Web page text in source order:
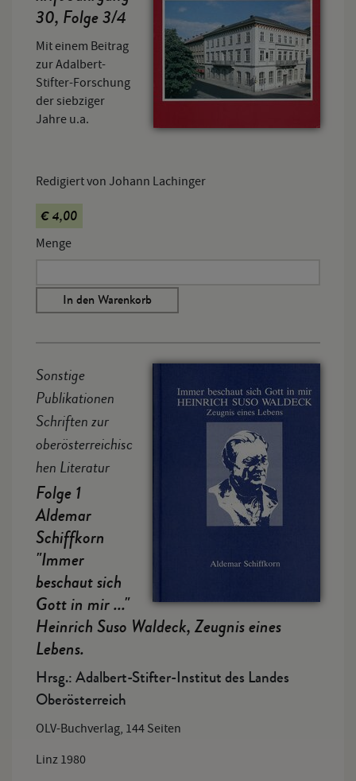
30, Folge 3/4
Mit einem Beitrag
zur Adalbert-
Stifter-Forschung
der siebziger
Jahre u.a.
Redigiert von Johann Lachinger
€ 4,00
Menge
In den Warenkorb
Sonstige
Publikationen
Schriften zur
oberösterreichisc
hen Literatur
Folge 1
Aldemar
Schiffkorn
"Immer
beschaut sich
Gott in mir ..."
Heinrich Suso Waldeck, Zeugnis eines
Lebens.
Hrsg.: Adalbert-Stifter-Institut des Landes
Oberösterreich
OLV-Buchverlag, 144 Seiten
Linz 1980